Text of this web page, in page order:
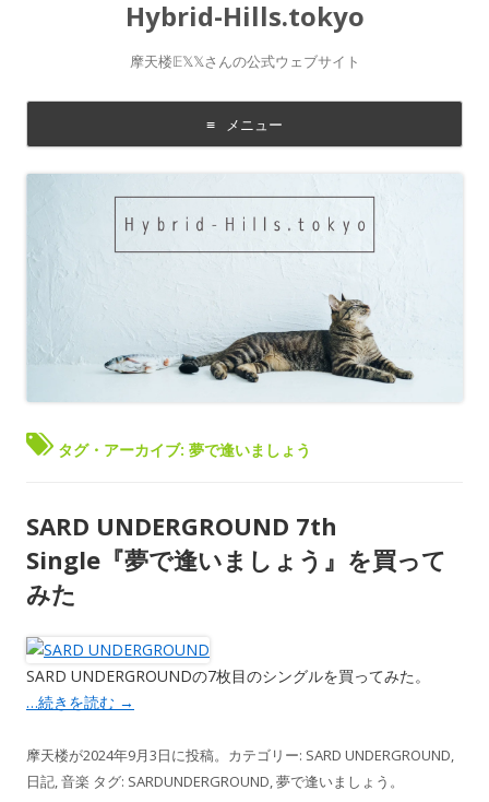
Hybrid-Hills.tokyo
摩天楼𝔼𝕏𝕏さんの公式ウェブサイト
メニュー
コ
ン
動
タグ・アーカイブ: 夢で逢いましょう
SARD UNDERGROUND 7th
Single『夢で逢いましょう』を買って
みた
SARD UNDERGROUNDの7枚目のシングルを買ってみた。
…続きを読む →
摩天楼が2024年9月3日に投稿。カテゴリー: SARD UNDERGROUND,
日記,音楽 タグ: SARDUNDERGROUND,夢で逢いましょう 。